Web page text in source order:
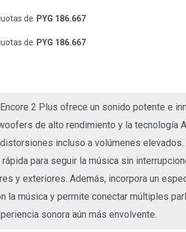
de PYG 186.667
de PYG 186.667
2 Plus ofrece un sonido potente e
de alto rendimiento y la tecnología
incluso a volúmenes
rápida para seguir la música sin
y exteriores. Además, incorpora un
la música y permite conectar múltiples
sonora aún más envolvente.